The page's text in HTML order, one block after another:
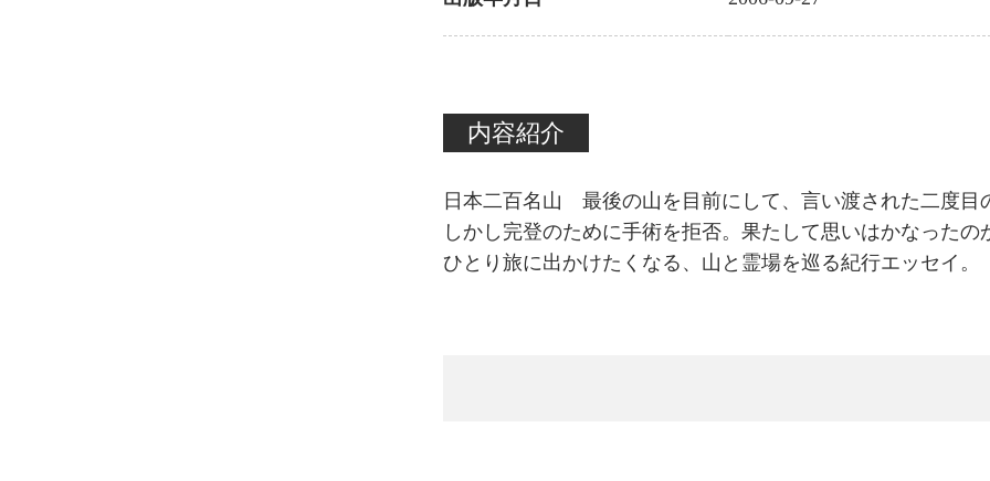
内容紹介
日本二百名山 最後の山を目前にして、言い渡された二度目
しかし完登のために手術を拒否。果たして思いはかなったの
ひとり旅に出かけたくなる、山と霊場を巡る紀行エッセイ。